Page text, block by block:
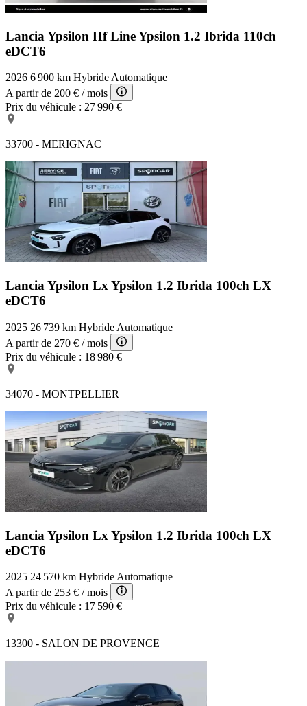
Lancia Ypsilon Hf LineYpsilon 1.2 Ibrida 110ch
eDCT6
2026 6 900 km HybrideAutomatique
A partir de 200 € / mois
Prix du véhicule : 27 990 €
33700 - MERIGNAC
Lancia Ypsilon Lx Ypsilon 1.2 Ibrida 100ch LX
eDCT6
2025 26 739 km Hybride Automatique
A partir de 270 € / mois
Prix du véhicule : 18 980 €
34070 - MONTPELLIER
Lancia Ypsilon Lx Ypsilon 1.2 Ibrida 100ch LX
eDCT6
2025 24 570 km Hybride Automatique
A partir de 253 € / mois
Prix du véhicule : 17 590 €
13300 - SALON DE PROVENCE